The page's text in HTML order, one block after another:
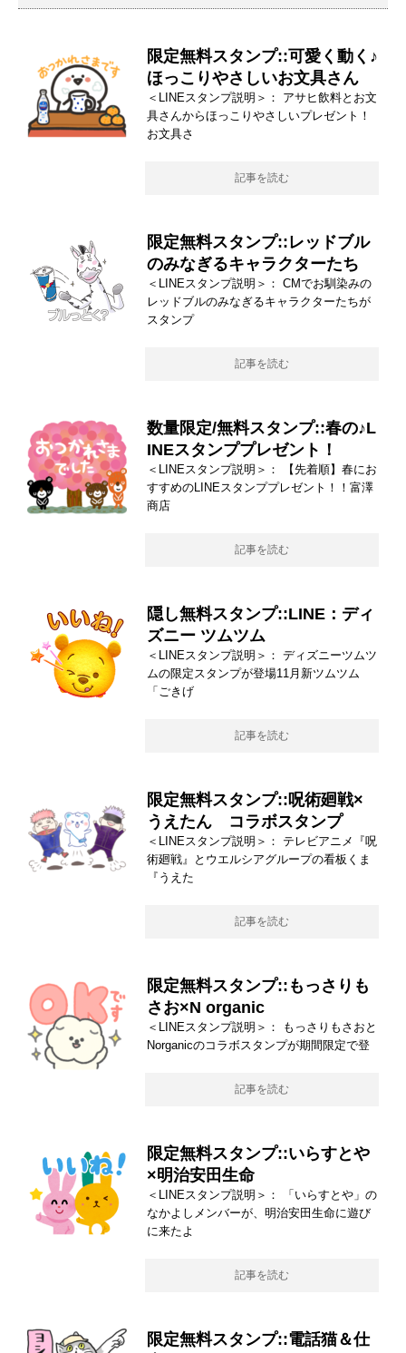
限定無料スタンプ::可愛く動く♪
ほっこりやさしいお文具さん
＜LINEスタンプ説明＞： アサヒ飲料とお文
具さんからほっこりやさしいプレゼント！
お文具さ
記事を読む
限定無料スタンプ::レッドブル
のみなぎるキャラクターたち
＜LINEスタンプ説明＞： CMでお馴染みの
レッドブルのみなぎるキャラクターたちが
スタンプ
記事を読む
数量限定/無料スタンプ::春の♪L
INEスタンププレゼント！
＜LINEスタンプ説明＞： 【先着順】春にお
すすめのLINEスタンププレゼント！！富澤
商店
記事を読む
隠し無料スタンプ::LINE：ディ
ズニー ツムツム
＜LINEスタンプ説明＞： ディズニーツムツ
ムの限定スタンプが登場11月新ツムツム
「ごきげ
記事を読む
限定無料スタンプ::呪術廻戦×
うえたん コラボスタンプ
＜LINEスタンプ説明＞： テレビアニメ『呪
術廻戦』とウエルシアグループの看板くま
『うえた
記事を読む
限定無料スタンプ::もっさりも
さお×N organic
＜LINEスタンプ説明＞： もっさりもさおと
Norganicのコラボスタンプが期間限定で登
記事を読む
限定無料スタンプ::いらすとや
×明治安田生命
＜LINEスタンプ説明＞： 「いらすとや」の
なかよしメンバーが、明治安田生命に遊び
に来たよ
記事を読む
限定無料スタンプ::電話猫＆仕